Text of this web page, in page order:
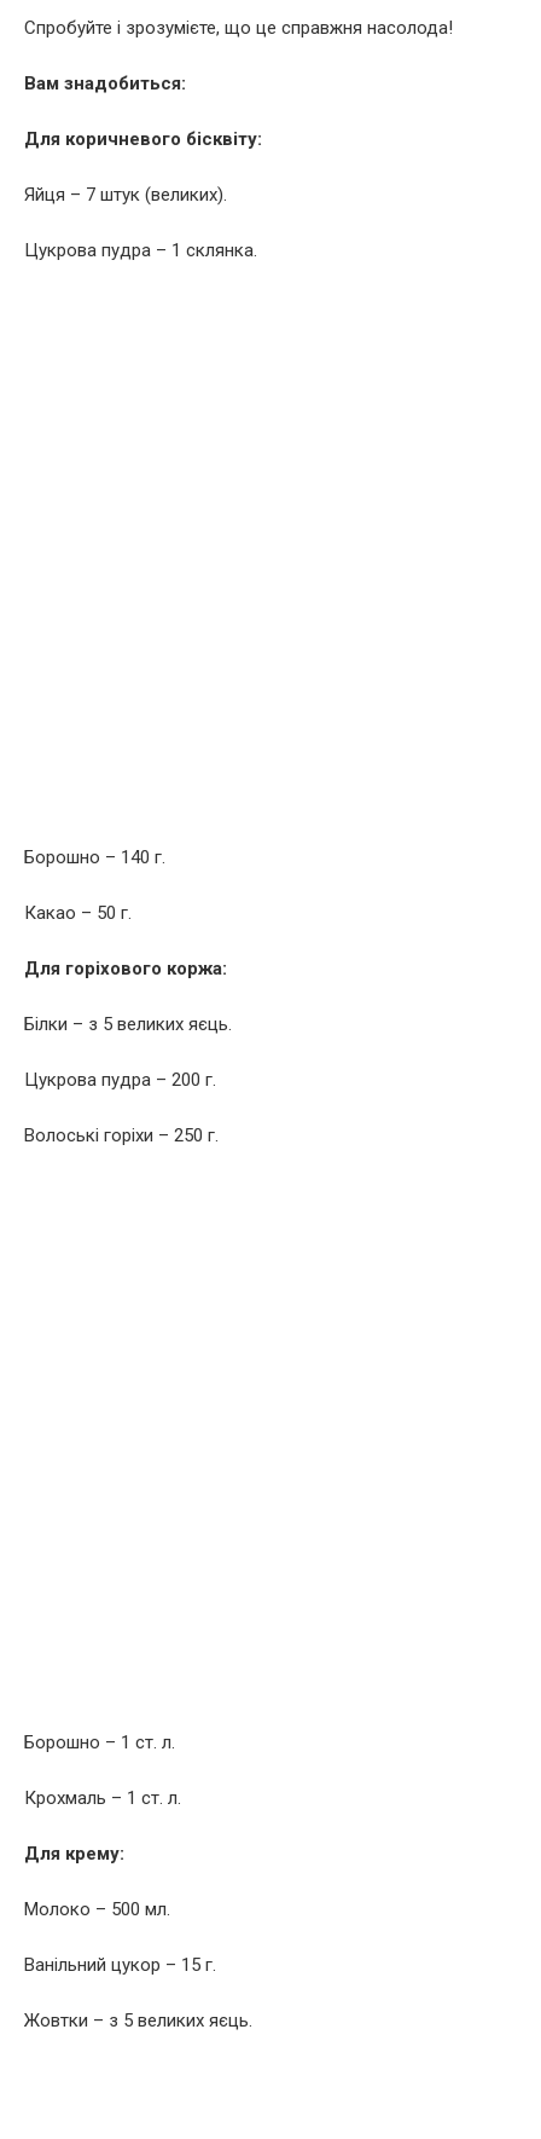
Спробуйте і зрозумієте, що це справжня насолода!
Вам знадобиться:
Для коричневого бісквіту:
Яйця – 7 штук (великих).
Цукрова пудра – 1 склянка.
Борошно – 140 г.
Какао – 50 г.
Для горіхового коржа:
Білки – з 5 великих яєць.
Цукрова пудра – 200 г.
Волоські горіхи – 250 г.
Борошно – 1 ст. л.
Крохмаль – 1 ст. л.
Для крему:
Молоко – 500 мл.
Ванільний цукор – 15 г.
Жовтки – з 5 великих яєць.